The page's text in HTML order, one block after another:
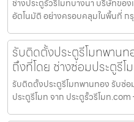
ช่างประตูรั้วรีโมทบางนา บริษัทของ
อัตโนมัติ อย่างครอบคลุมในพื้นที่
รับติดตั้งประตูรีโมทพาน
ถึงที่โดย ช่างซ่อมประตูรี
รับติดตั้งประตูรีโมทพานทอง รับซ่
ประตูรีโมท จาก ประตูรั้วรีโมท